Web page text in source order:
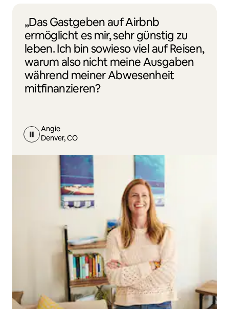
„Das Gastgeben auf Airbnb
ermöglicht es mir, sehr günstig zu
leben. Ich bin sowieso viel auf Reisen,
warum also nicht meine Ausgaben
während meiner Abwesenheit
mitfinanzieren?
Angie
Denver, CO